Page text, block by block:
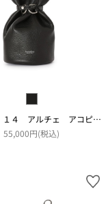
ピーサッカ １４ アルチェ アコピアート
55,000円(税込)